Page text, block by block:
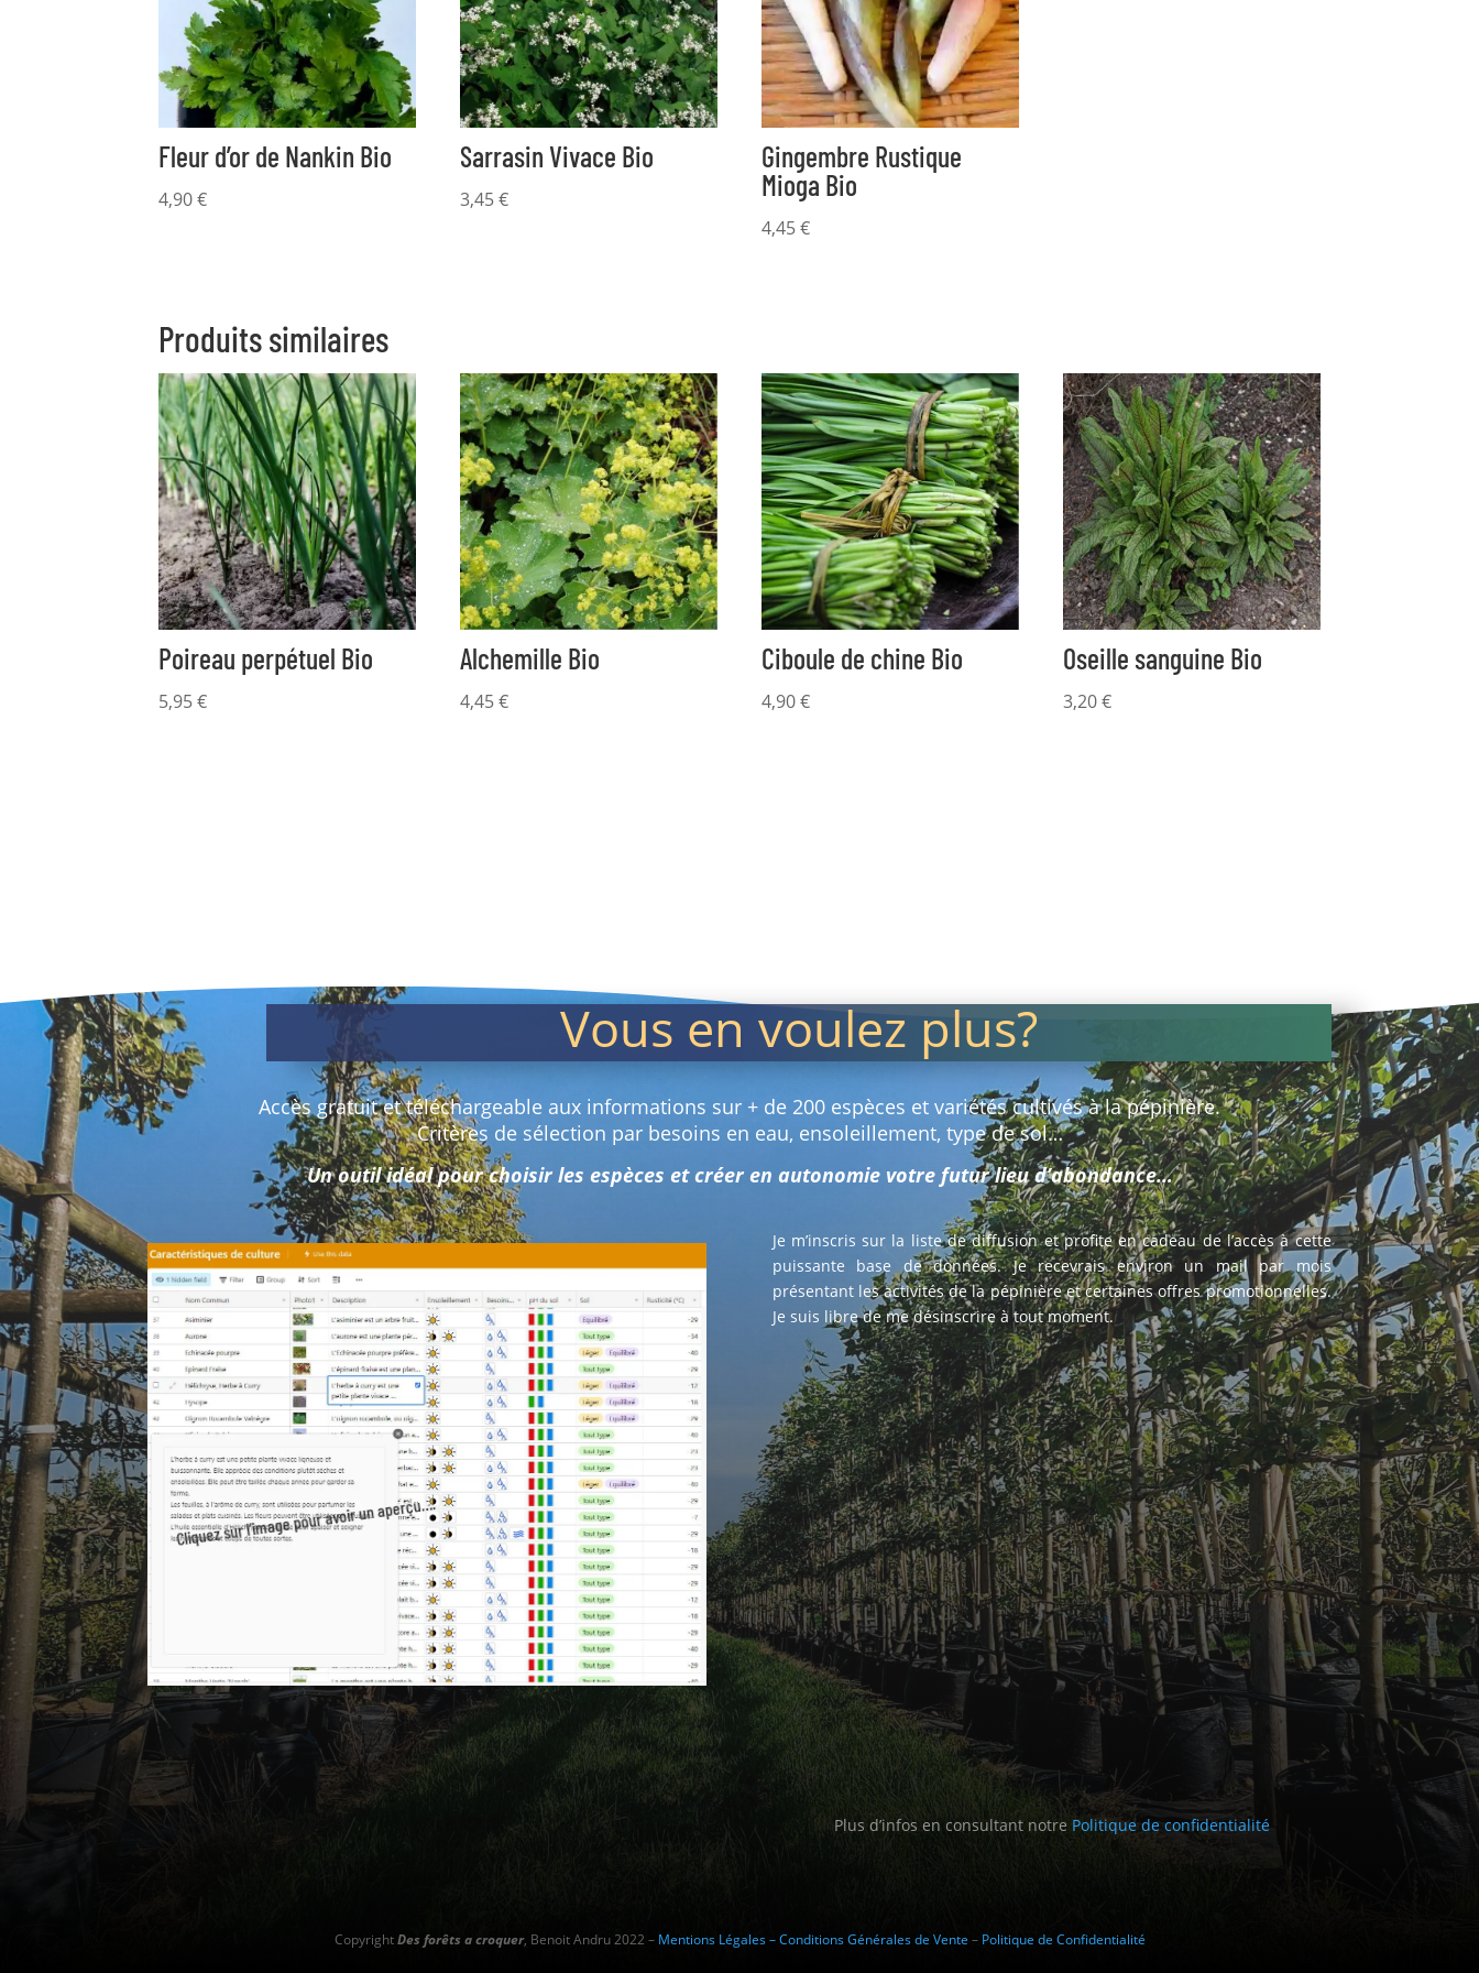
Fleur d’or de Nankin Bio
4,90€
Sarrasin Vivace Bio
3,45€
Gingembre Rustique
Mioga Bio
4,45€
Produits similaires
Poireau perpétuel Bio
5,95€
Alchemille Bio
4,45€
Ciboule de chine Bio
4,90€
Oseille sanguine Bio
3,20€
Vous en voulez plus?
Accès gratuit et téléchargeable aux informations sur + de 200 espèces et variétés cultivés à la pépinière.
Critères de sélection par besoins en eau, ensoleillement, type de sol…
Un outil idéal pour choisir les espèces et créer en autonomie votre futur lieu d’abondance…
Cliquez sur l’image pour avoir un aperçu….
Je m’inscris sur la liste de diffusion et profite en cadeau de l’accès à cette
puissante base de données. Je recevrais environ un mail par mois
présentant les activités de la pépinière et certaines offres promotionnelles.
Je suis libre de me désinscrire à tout moment.
Plus d’infos en consultant notre Politique de confidentialité
CopyrightDes forêts a croquer, Benoit Andru 2022 – Mentions Légales – Conditions Générales de Vente – Politique de Confidentialité